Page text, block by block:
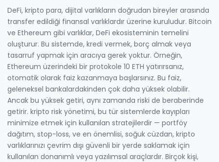
DeFi, kripto para, dijital varlıkların doğrudan bireyler arasında
transfer edildiği finansal varlıklardır üzerine kuruludur. Bitcoin
ve Ethereum gibi varlıklar, DeFi ekosisteminin temelini
oluşturur. Bu sistemde, kredi vermek, borç almak veya
tasarruf yapmak için aracıya gerek yoktur. Örneğin,
Ethereum üzerindeki bir protokole 10 ETH yatırırsanız,
otomatik olarak faiz kazanmaya başlarsınız. Bu faiz,
geleneksel bankalardakinden çok daha yüksek olabilir.
Ancak bu yüksek getiri, aynı zamanda riski de beraberinde
getirir. kripto risk yönetimi, bu tür sistemlerde kayıpları
minimize etmek için kullanılan stratejilerdir — portföy
dağıtım, stop-loss, ve en önemlisi, soğuk cüzdan, kripto
varlıklarınızı çevrim dışı güvenli bir yerde saklamak için
kullanılan donanımlı veya yazılımsal araçlardır. Birçok kişi,